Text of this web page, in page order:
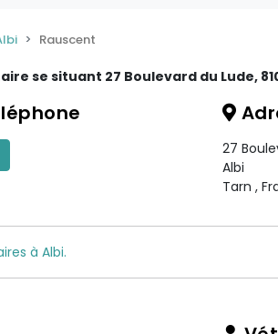
Rauscent
se situant 27 Boulevard du Lude,
27
Albi
Tarn ,
à Albi.